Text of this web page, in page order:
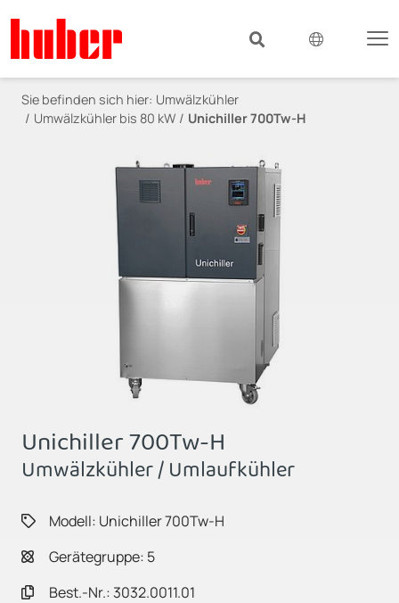
Sie befinden sich hier: Umwälzkühler
Umwälzkühler bis 80 kW
Unichiller 700Tw-H
Unichiller 700Tw-H
Umwälzkühler / Umlaufkühler
Modell: Unichiller 700Tw-H
Gerätegruppe: 5
Best.-Nr.: 3032.0011.01